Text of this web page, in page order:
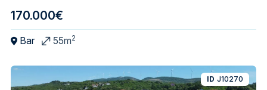
170.000€
Bar 55m2
ID J10270